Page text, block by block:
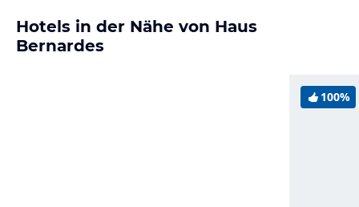
Hotels in der Nähe von Haus
Bernardes
100%